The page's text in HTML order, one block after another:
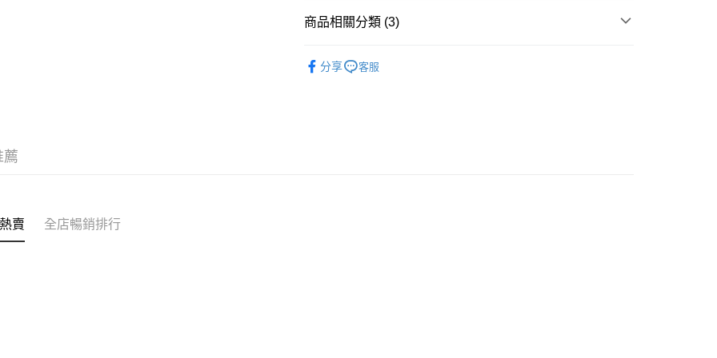
送貨方式
付款後順豐自助櫃
商品相關分類 (3)
分享 客服
薦
賣 全店暢銷排行